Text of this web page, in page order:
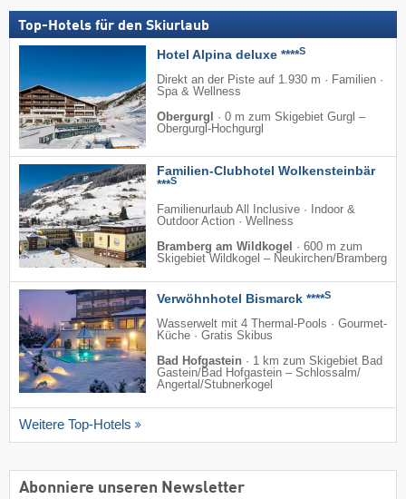
Top-Hotels für den Skiurlaub
Hotel Alpina deluxe ****S
Direkt an der Piste auf 1.930 m · Familien ·
Spa & Wellness
Obergurgl
· 0 m zum Skigebiet Gurgl –
Obergurgl-Hochgurgl
Familien-Clubhotel Wolkensteinbär
***S
Familienurlaub All Inclusive · Indoor &
Outdoor Action · Wellness
Bramberg am Wildkogel
· 600 m zum
Skigebiet Wildkogel – Neukirchen/​Bramberg
Verwöhnhotel Bismarck ****S
Wasserwelt mit 4 Thermal-Pools · Gourmet-
Küche · Gratis Skibus
Bad Hofgastein · 1 km zum Skigebiet Bad
Gastein/​Bad Hofgastein – Schlossalm/​
Angertal/​Stubnerkogel
Weitere Top-Hotels
Abonniere unseren Newsletter